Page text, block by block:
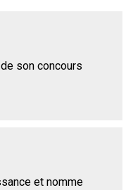
son concours
et nomme